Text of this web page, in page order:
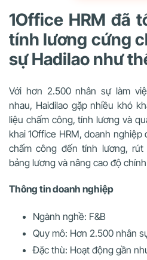
1Office HRM đã
tính lương cứng
sự Hadilao như
Với hơn 2.500 nhân sự làm
nhau, Haidilao gặp nhiều khó
liệu chấm công, tính lương và
khai 1Office HRM, doanh
chấm công đến tính lương,
bảng lương và nâng cao độ
Thông tin doanh nghiệp
Ngành nghề: F&B
Quy mô: Hơn 2.500 nhân
Đặc thù: Hoạt động gần